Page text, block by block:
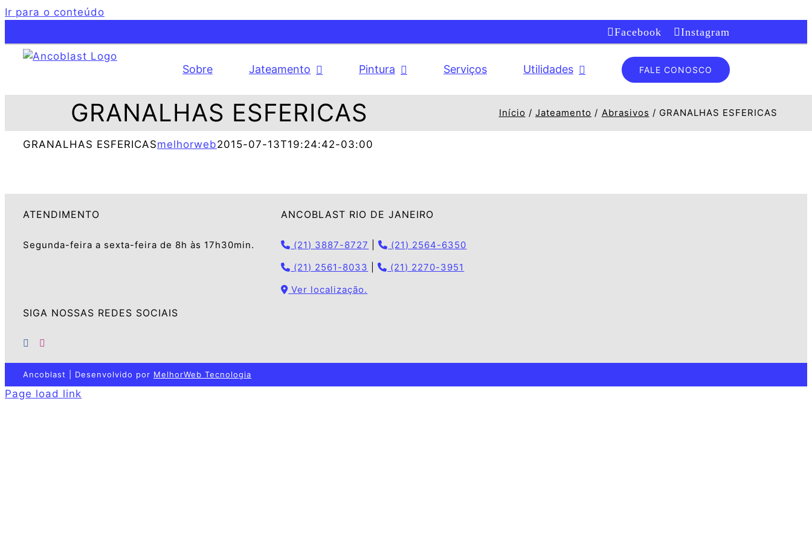
Ir para o conteúdo
Facebook
Instagram
Sobre Jateamento Pintura Serviços Utilidades FALE CONOSCO
GRANALHAS ESFERICAS Início Jateamento Abrasivos GRANALHAS ESFERICAS
GRANALHAS ESFERICASmelhorweb2015-07-13T19:24:42-03:00
ATENDIMENTO
Segunda-feira a sexta-feira de 8h às 17h30min.
ANCOBLAST RIO DE JANEIRO
(21) 3887-8727 |
(21) 2564-6350
(21) 2561-8033
|
(21) 2270-3951
Ver localização.
SIGA NOSSAS REDES SOCIAIS
Ancoblast | Desenvolvido por MelhorWeb Tecnologia
Page load link